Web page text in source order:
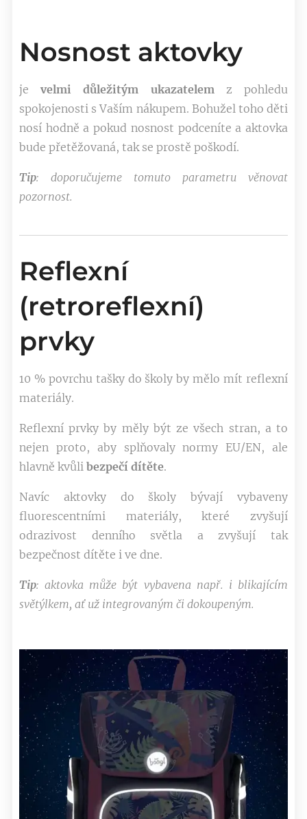
Nosnost aktovky
jevelmi důležitým ukazatelemz pohledu
spokojenosti s Vaším nákupem. Bohužel toho děti
nosí hodně a pokud nosnost podceníte a aktovka
bude přetěžovaná, tak se prostě poškodí.
Tip: doporučujeme tomuto parametru věnovat
pozornost.
Reflexní
(retroreflexní)
prvky
10 % povrchu tašky do školy by mělo mít reflexní
materiály.
Reflexní prvky by měly být ze všech stran, a to
nejen proto, aby splňovaly normy EU/EN, ale
hlavně kvůli bezpečí dítěte.
Navíc aktovky do školy bývají vybaveny
fluorescentními materiály, které zvyšují
odrazivost denního světla a zvyšují tak
bezpečnost dítěte i ve dne.
Tip: aktovka může být vybavena např. i blikajícím
světýlkem, ať už integrovaným či dokoupeným.